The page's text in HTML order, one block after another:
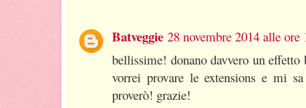
Batveggie 28 novembre 2014 alle ore
bellissime! donano davvero un
vorrei provare le extensions e mi
proverò! grazie!